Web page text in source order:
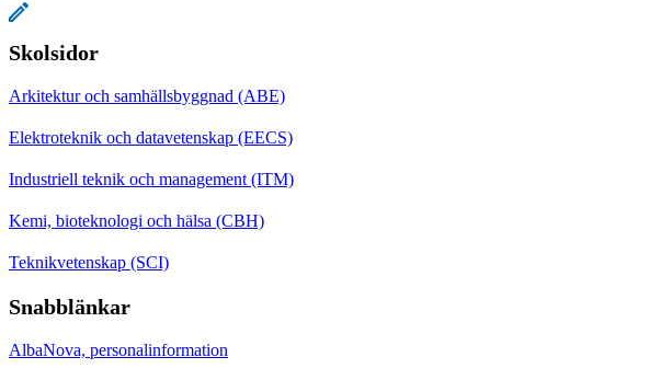
Skolsidor
Arkitektur och samhällsbyggnad (ABE)
Elektroteknik och datavetenskap (EECS)
Industriell teknik och management (ITM)
Kemi, bioteknologi och hälsa (CBH)
Teknikvetenskap (SCI)
Snabblänkar
AlbaNova, personalinformation